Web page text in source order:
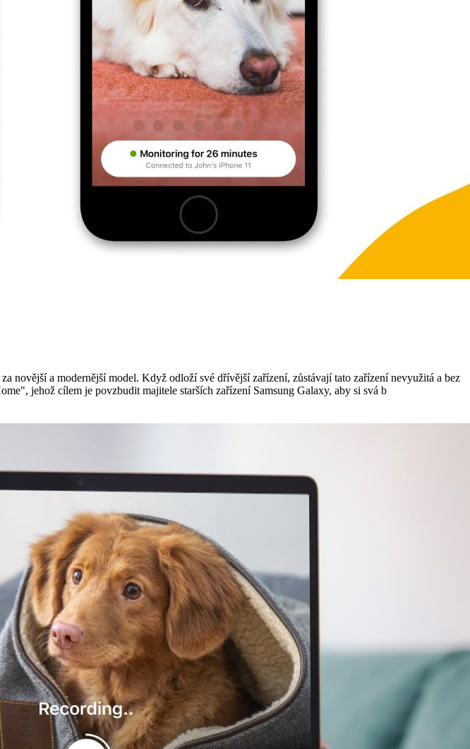
novější a modernější model. Když odloží své dřívější zařízení, zůstávají tato zařízení nevyužitá a bez
jehož cílem je povzbudit majitele starších zařízení Samsung Galaxy, aby si svá b